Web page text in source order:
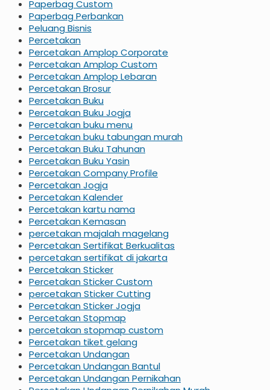
Paperbag Custom
Paperbag Perbankan
Peluang Bisnis
Percetakan
Percetakan Amplop Corporate
Percetakan Amplop Custom
Percetakan Amplop Lebaran
Percetakan Brosur
Percetakan Buku
Percetakan Buku Jogja
Percetakan buku menu
Percetakan buku tabungan murah
Percetakan Buku Tahunan
Percetakan Buku Yasin
Percetakan Company Profile
Percetakan Jogja
Percetakan Kalender
Percetakan kartu nama
Percetakan Kemasan
percetakan majalah magelang
Percetakan Sertifikat Berkualitas
percetakan sertifikat di jakarta
Percetakan Sticker
Percetakan Sticker Custom
percetakan Sticker Cutting
Percetakan Sticker Jogja
Percetakan Stopmap
percetakan stopmap custom
Percetakan tiket gelang
Percetakan Undangan
Percetakan Undangan Bantul
Percetakan Undangan Pernikahan